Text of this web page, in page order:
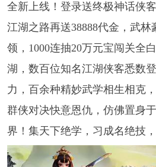
全新上线！登录送终极神话侠
江湖之路再送38888代金，武
领，1000连抽20万元宝闯关全
湖，数百位知名江湖侠客悉数
力，百余种精妙武学相生相克
群侠对决快意恩仇，仿佛置身
界！集天下绝学，习成名绝技